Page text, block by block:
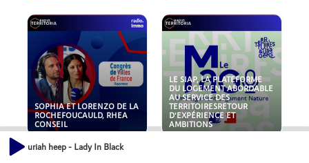
SOPHIA ET LORENZO DE LA
ROCHEFOUCAULD, RHEA
CONSEIL
LE SIAP, LA PLATEFORME
DU LOGEMENT ABORDABLE
AU SERVICE DES
TERRITOIRESRETOUR
D'EXPÉRIENCE ET
AMBITIONS
uriah heep - Lady In Black